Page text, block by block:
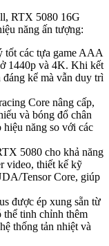
RTX 5080 16G
năng ấn tượng:
tốt các tựa game AAA
1440p và 4K. Khi kết
kể mà vẫn duy trì
Core nâng cấp,
và bóng đổ chân
năng so với các
5080 cho khả năng
video, thiết kế kỹ
Tensor Core, giúp
được ép xung sẵn từ
thể tinh chỉnh thêm
thống tản nhiệt và